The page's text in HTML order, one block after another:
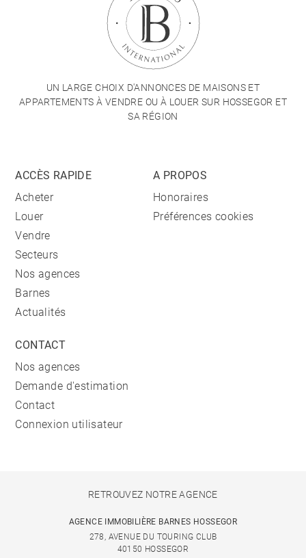
UN LARGE CHOIX D'ANNONCES DE MAISONS ET
APPARTEMENTS À VENDRE OU À LOUER SUR HOSSEGOR ET
SA RÉGION
ACCÈS RAPIDE
Acheter
Louer
Vendre
Secteurs
Nos agences
Barnes
Actualités
A PROPOS
Honoraires
Préférences cookies
CONTACT
Nos agences
Demande d'estimation
Contact
Connexion utilisateur
RETROUVEZ NOTRE AGENCE
AGENCE IMMOBILIÈRE BARNES HOSSEGOR
278, AVENUE DU TOURING CLUB
40150 HOSSEGOR